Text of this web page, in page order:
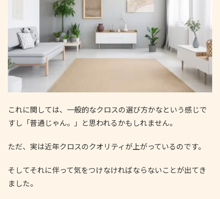
これに関しては、一般的なクロスの選び方かなという感じで
すし「普通じゃん。」と思われるかもしれません。
ただ、実は近年クロスのクオリティが上がっているのです。
そしてそれに伴って気をつけなければならないことが出てき
ました。